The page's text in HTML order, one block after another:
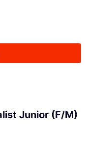
Junior (F/M)